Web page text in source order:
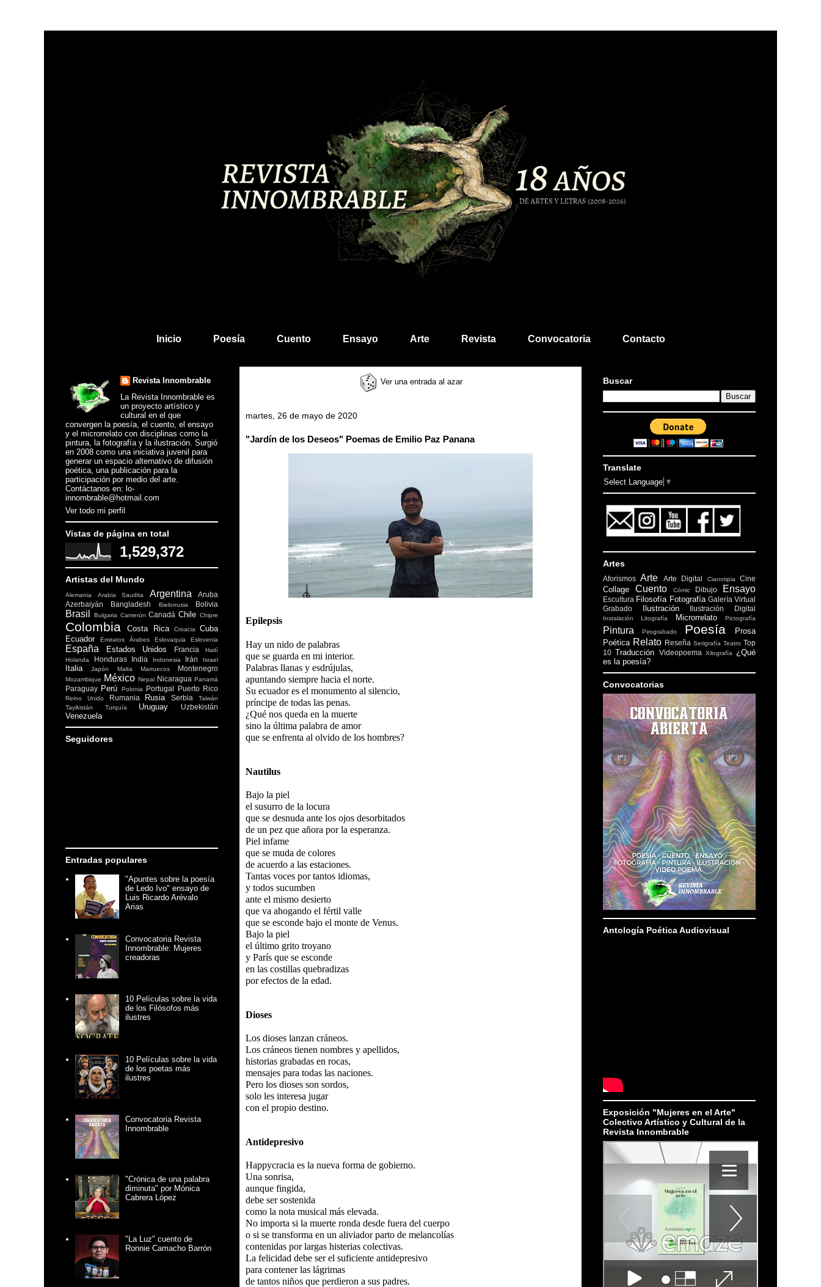
Inicio Poesía Cuento Ensayo Arte Revista Convocatoria Contacto
Ver una entrada al azar
martes, 26 de mayo de 2020
"Jardín de los Deseos" Poemas de Emilio Paz Panana
Epilepsis
Hay un nido de palabras
que se guarda en mi interior.
Palabras llanas y esdrújulas,
apuntando siempre hacia el norte.
Su ecuador es el monumento al silencio,
príncipe de todas las penas.
¿Qué nos queda en la muerte
sino la última palabra de amor
que se enfrenta al olvido de los hombres?
Nautilus
Bajo la piel
el susurro de la locura
que se desnuda ante los ojos desorbitados
de un pez que añora por la esperanza.
Piel infame
que se muda de colores
de acuerdo a las estaciones.
Tantas voces por tantos idiomas,
y todos sucumben
ante el mismo desierto
que va ahogando el fértil valle
que se esconde bajo el monte de Venus.
Bajo la piel
el último grito troyano
y París que se esconde
en las costillas quebradizas
por efectos de la edad.
Dioses
Los dioses lanzan cráneos.
Los cráneos tienen nombres y apellidos,
historias grabadas en rocas,
mensajes para todas las naciones.
Pero los dioses son sordos,
solo les interesa jugar
con el propio destino.
Antidepresivo
Happycracia es la nueva forma de gobierno.
Una sonrisa,
aunque fingida,
debe ser sostenida
como la nota musical más elevada.
No importa si la muerte ronda desde fuera del cuerpo
o si se transforma en un aliviador parto de melancolías
contenidas por largas histerias colectivas.
La felicidad debe ser el suficiente antidepresivo
para contener las lágrimas
de tantos niños que perdieron a sus padres.
Revista Innombrable
La Revista Innombrable es
un proyecto artístico y
cultural en el que
convergen la poesía, el cuento, el ensayo
y el microrrelato con disciplinas como la
pintura, la fotografía y la ilustración. Surgió
en 2008 como una iniciativa juvenil para
generar un espacio alternativo de difusión
poética, una publicación para la
participación por medio del arte.
Contáctanos en: lo-
innombrable@hotmail.com
Ver todo mi perfil
Vistas de página en total
1,529,372
Artistas del Mundo
Alemania Arabia Saudita Argentina
Aruba
Azerbaiyán
Bangladesh Bielorrusia Bolivia
Brasil Bulgaria Camerún Canadá Chile Chipre
Colombia Costa Rica Croacia
Cuba
Ecuador
Emiratos Árabes Eslovaquia Eslovenia
España Estados Unidos Francia
Haití
Holanda
Honduras India Indonesia Irán Israel
Italia Japón Malta Marruecos Montenegro
Mozambique México Nepal Nicaragua Panamá
Paraguay Perú Polonia Portugal Puerto Rico
Reino Unido Rumania Rusia Serbia
Taiwán
Tayikistán
Turquía Uruguay Uzbekistán
Venezuela
Seguidores
Entradas populares
"Apuntes sobre la poesía
de Ledo Ivo" ensayo de
Luis Ricardo Arévalo
Arias
Convocatoria Revista
Innombrable: Mujeres
creadoras
10 Películas sobre la vida
de los Filósofos más
ilustres
10 Películas sobre la vida
de los poetas más
ilustres
Convocatoria Revista
Innombrable
"Crónica de una palabra
diminuta" por Mónica
Cabrera López
"La Luz" cuento de
Ronnie Camacho Barrón
Buscar
Translate
Select Language ▼
Artes
Aforismos Arte Arte Digital Cianotipia Cine
Collage Cuento Cómic Dibujo Ensayo
Escultura Filosofía Fotografía Galería Virtual
Grabado
Ilustración Ilustración Digital
Instalación Litografía Microrrelato Pictografía
Pintura Pirograbado Poesía
Prosa
Poética Relato Reseña Serigrafía Teatro Top
10 Traducción Videopoema Xilografía
¿Qué
es la poesía?
Convocatorias
Antología Poética Audiovisual
Exposición "Mujeres en el Arte"
Colectivo Artístico y Cultural de la
Revista Innombrable